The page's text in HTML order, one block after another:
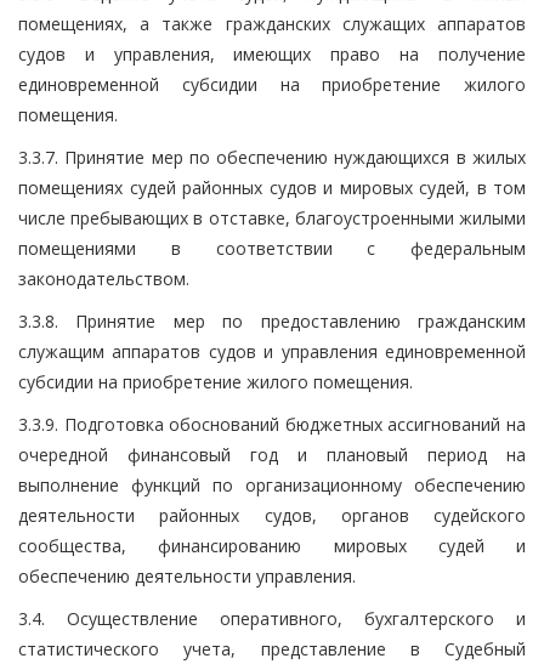
помещениях, а также гражданских служащих аппаратов
судов и управления, имеющих право на получение
единовременной субсидии на приобретение жилого
помещения.
3.3.7. Принятие мер по обеспечению нуждающихся в жилых
помещениях судей районных судов и мировых судей, в том
числе пребывающих в отставке, благоустроенными жилыми
помещениями в соответствии с федеральным
законодательством.
3.3.8. Принятие мер по предоставлению гражданским
служащим аппаратов судов и управления единовременной
субсидии на приобретение жилого помещения.
3.3.9. Подготовка обоснований бюджетных ассигнований на
очередной финансовый год и плановый период на
выполнение функций по организационному обеспечению
деятельности районных судов, органов судейского
сообщества, финансированию мировых судей и
обеспечению деятельности управления.
3.4. Осуществление оперативного, бухгалтерского и
статистического учета, представление в Судебный